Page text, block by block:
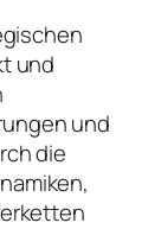
und
und
die